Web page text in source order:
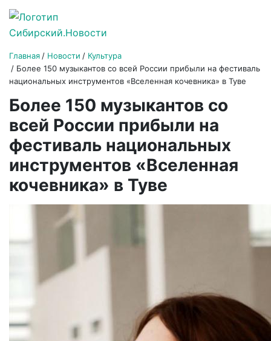
Главная Новости
Культура
Более 150 музыкантов со всей России прибыли на фестиваль
национальных инструментов «Вселенная кочевника» в Туве
Более 150 музыкантов со
всей России прибыли на
фестиваль национальных
инструментов «Вселенная
кочевника» в Туве